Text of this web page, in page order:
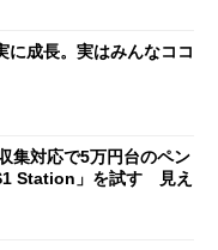
に成長。実はみんなココ
集対応で5万円台のペン
Station」を試す 見え